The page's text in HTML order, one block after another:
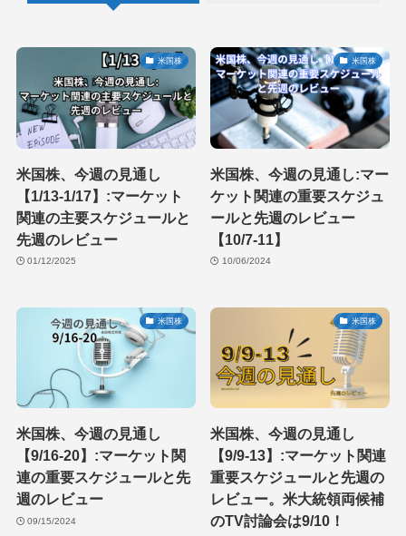
米国株
米国株、今週の見通し
【1/13-1/17】:マーケット
関連の主要スケジュールと
先週のレビュー
01/12/2025
米国株
米国株、今週の見通し:マー
ケット関連の重要スケジュ
ールと先週のレビュー
【10/7-11】
10/06/2024
米国株
米国株、今週の見通し
【9/16-20】:マーケット関
連の重要スケジュールと先
週のレビュー
09/15/2024
米国株
米国株、今週の見通し
【9/9-13】:マーケット関連
重要スケジュールと先週の
レビュー。米大統領両候補
のTV討論会は9/10！